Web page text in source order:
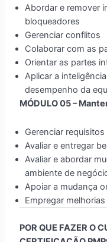
Abordar e remover
bloqueadores
Gerenciar conflitos
Colaborar com as
Orientar as partes
Aplicar a
desempenho da
​MÓDULO 05 –
​Gerenciar
Avaliar e entregar
Avaliar e abordar
ambiente de
Apoiar a mudança
Empregar
POR QUE FAZER O